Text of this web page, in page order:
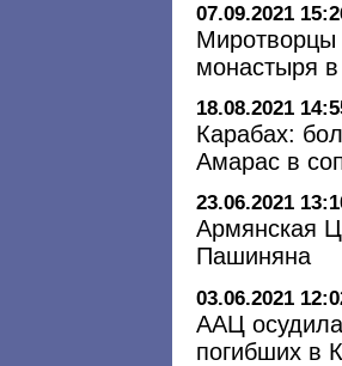
07.09.2021
Миротворцы
монастыря
18.08.2021
Карабах:
Амарас в
23.06.2021
Армянская
Пашиняна
03.06.2021
ААЦ
погибших в